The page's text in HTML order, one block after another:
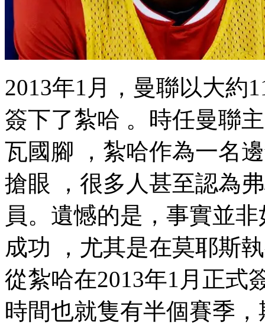
2013年1月，曼聯以大約
簽下了紮哈 。時任曼
瓦國腳 ，紮哈作為一名
搶眼 ，很多人甚至認
員。遺憾的是，事實
成功 ，尤其是在莫耶斯執
從紮哈在2013年1月正式
時間也就隻有半個賽季